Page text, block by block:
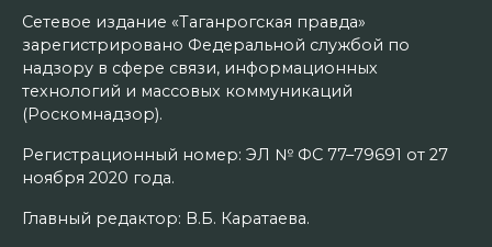
Сетевое издание «Таганрогская правда»
зарегистрировано Федеральной службой по
надзору в сфере связи, информационных
технологий и массовых коммуникаций
(Роскомнадзор).
Регистрационный номер: ЭЛ № ФС 77–79691 от 27
ноября 2020 года.
Главный редактор: В.Б. Каратаева.